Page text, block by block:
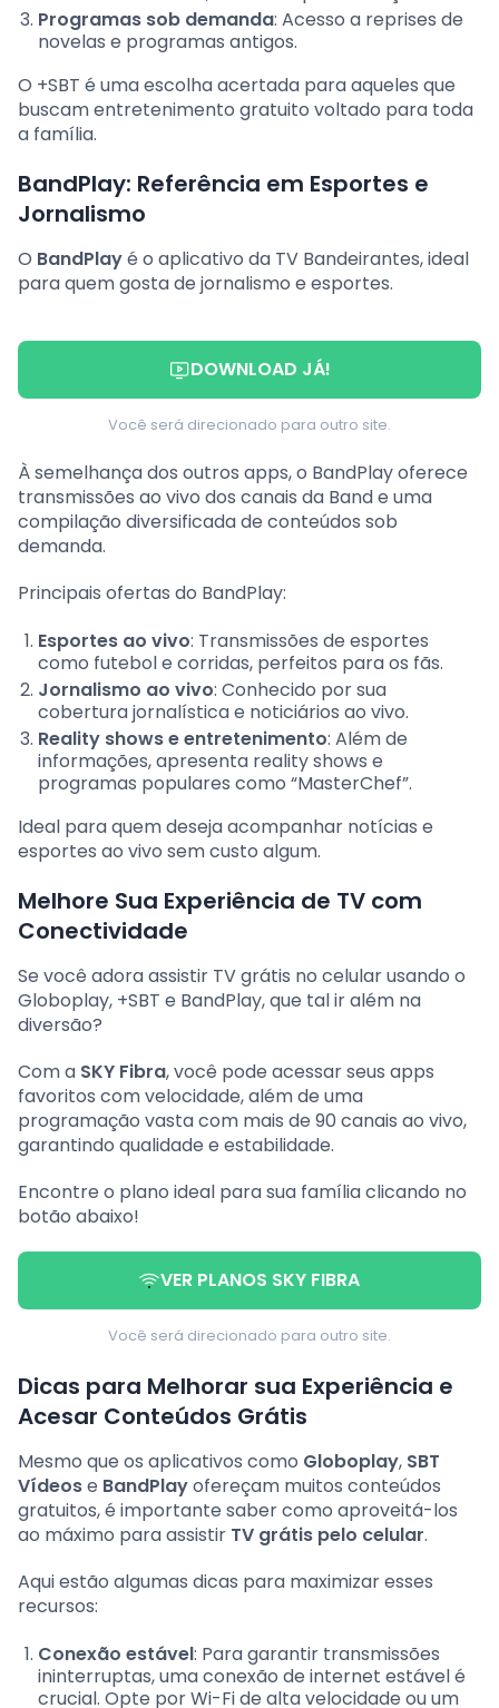
Programas sob demanda: Acesso a reprises de
novelas e programas antigos.
O +SBT é uma escolha acertada para aqueles que
buscam entretenimento gratuito voltado para toda
a família.
BandPlay: Referência em Esportes e
Jornalismo
O BandPlayé o aplicativo da TV Bandeirantes, ideal
para quem gosta de jornalismo e esportes.
DOWNLOAD JÁ!
Você será direcionado para outro site.
À semelhança dos outros apps, o BandPlay oferece
transmissões ao vivo dos canais da Band e uma
compilação diversificada de conteúdos sob
demanda.
Principais ofertas do BandPlay:
Esportes ao vivo: Transmissões de esportes
como futebol e corridas, perfeitos para os fãs.
Jornalismo ao vivo: Conhecido por sua
cobertura jornalística e noticiários ao vivo.
Reality shows e entretenimento: Além de
informações, apresenta reality shows e
programas populares como “MasterChef”.
Ideal para quem deseja acompanhar notícias e
esportes ao vivo sem custo algum.
Melhore Sua Experiência de TV com
Conectividade
Se você adora assistir TV grátis no celular usando o
Globoplay, +SBT e BandPlay, que tal ir além na
diversão?
Com a SKY Fibra, você pode acessar seus apps
favoritos com velocidade, além de uma
programação vasta com mais de 90 canais ao vivo,
garantindo qualidade e estabilidade.
Encontre o plano ideal para sua família clicando no
botão abaixo!
VER PLANOS SKY FIBRA
Você será direcionado para outro site.
Dicas para Melhorar sua Experiência e
Acesar Conteúdos Grátis
Mesmo que os aplicativos como Globoplay, SBT
Vídeose BandPlayofereçam muitos conteúdos
gratuitos, é importante saber como aproveitá-los
ao máximo para assistir TV grátis pelo celular.
Aqui estão algumas dicas para maximizar esses
recursos:
Conexão estável: Para garantir transmissões
ininterruptas, uma conexão de internet estável é
crucial. Opte por Wi-Fi de alta velocidade ou um